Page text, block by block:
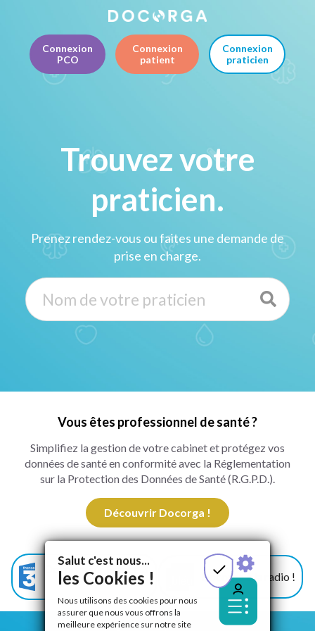
Connexion
PCO
Connexion
patient
Connexion
praticien
Trouvez votre
praticien.
Prenez rendez-vous ou faites une demande de
prise en charge.
Vous êtes professionnel de santé ?
Simplifiez la gestion de votre cabinet et protégez vos
données de santé en conformité avec la Réglementation
sur la Protection des Données de Santé (R.G.P.D.).
Découvrir Docorga !
Docorga sur France 3
!
Docorga à la radio !
Salut c'est nous...
les Cookies !
Nous utilisons des cookies pour nous
assurer que nous vous offrons la
meilleure expérience sur notre site